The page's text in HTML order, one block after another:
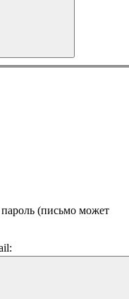
(письмо может